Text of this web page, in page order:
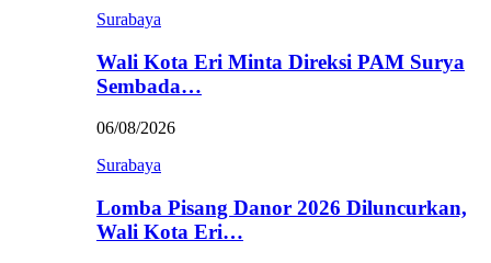
Surabaya
Wali Kota Eri Minta Direksi PAM Surya
Sembada…
06/08/2026
Surabaya
Lomba Pisang Danor 2026 Diluncurkan,
Wali Kota Eri…